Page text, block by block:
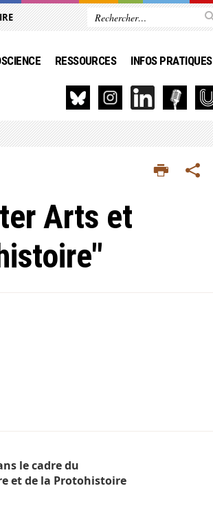
RESSOURCES INFOS PRATIQUES
Arts et
le cadre du
et de la Protohistoire